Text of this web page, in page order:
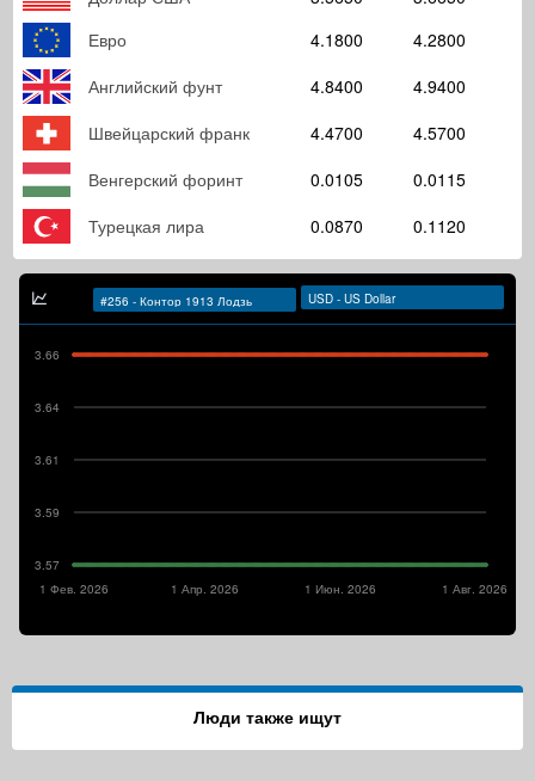
Евро
4.1800
4.2800
Английский фунт
4.8400
4.9400
Швейцарский франк
4.4700
4.5700
Венгерский форинт
0.0105
0.0115
Турецкая лира
0.0870 0.1120
3.57
3.59
3.61
3.64
3.66
1 Авг. 2026
1 Июн. 2026
1 Апр. 2026
1 Фев. 2026
Люди также ищут